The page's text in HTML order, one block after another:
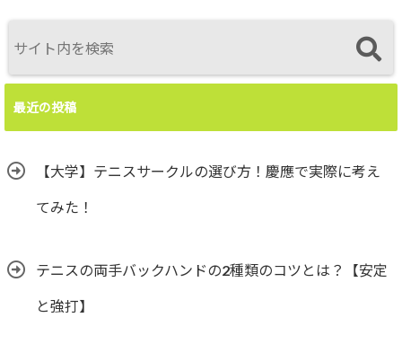
最近の投稿
【大学】テニスサークルの選び方！慶應で実際に考え
てみた！
テニスの両手バックハンドの2種類のコツとは？【安定
と強打】